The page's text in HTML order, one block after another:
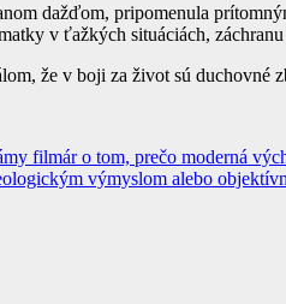
dažďom, pripomenula
v ťažkých situáciách,
že v boji za život sú
filmár o tom, prečo moderná
výmyslom alebo